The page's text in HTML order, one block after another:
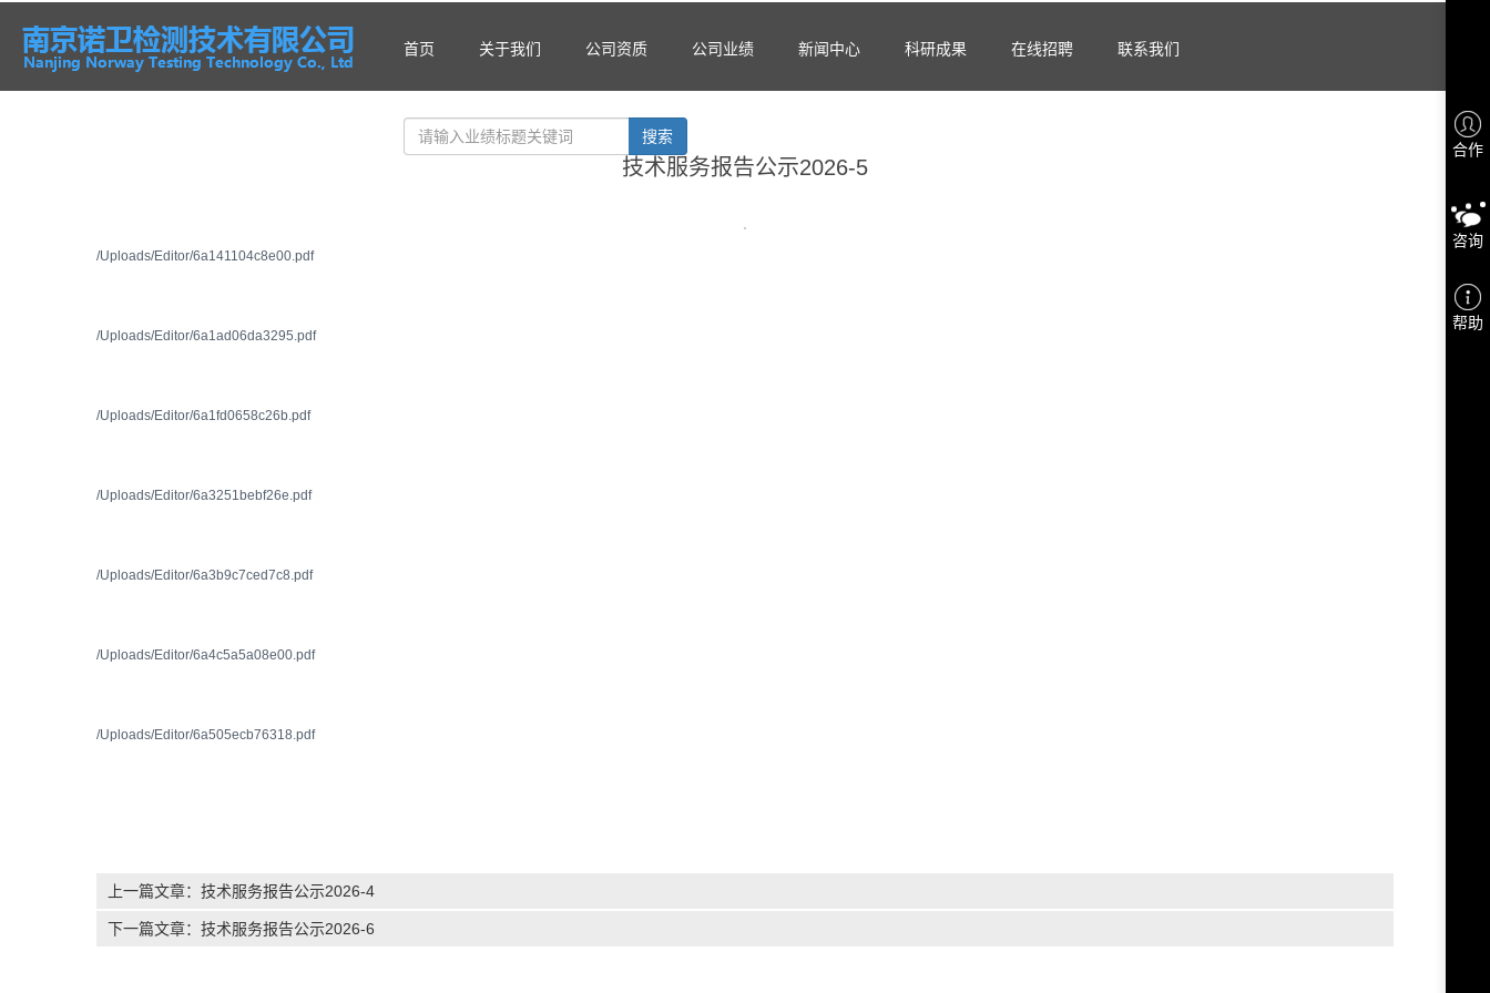
首页 关于我们 公司资质 公司业绩 新闻中心 科研成果 在线招聘 联系我们
搜索
技术服务报告公示2026-5
/Uploads/Editor/6a141104c8e00.pdf
/Uploads/Editor/6a1ad06da3295.pdf
/Uploads/Editor/6a1fd0658c26b.pdf
/Uploads/Editor/6a3251bebf26e.pdf
/Uploads/Editor/6a3b9c7ced7c8.pdf
/Uploads/Editor/6a4c5a5a08e00.pdf
/Uploads/Editor/6a505ecb76318.pdf
上一篇文章： 技术服务报告公示2026-4
下一篇文章： 技术服务报告公示2026-6
合作
咨询
帮助